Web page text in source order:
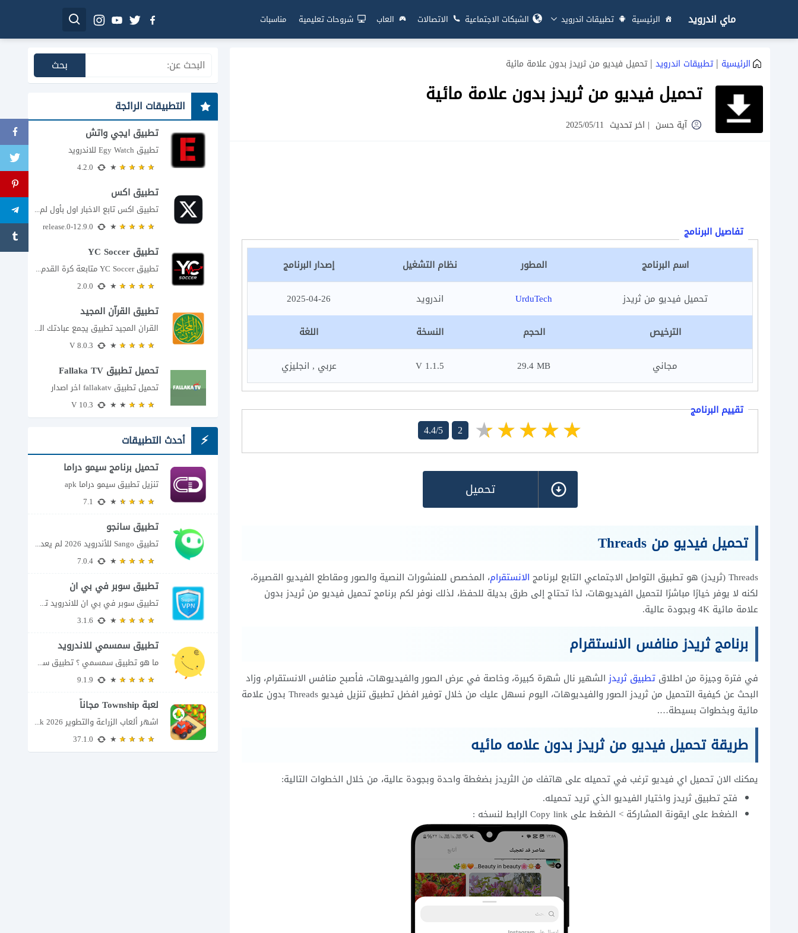
ماي اندرويد الرئيسية تطبيقات اندرويد الشبكات الاجتماعية الاتصالات العاب شروحات تعليمية مناسبات
الرئيسية | تطبيقات اندرويد | تحميل فيديو من ثريدز بدون علامة مائية
تحميل فيديو من ثريدز بدون علامة مائية
آية حسن | اخر تحديث 2025/05/11
تفاصيل البرنامج
اسم البرنامج
المطور نظام التشغيل إصدار البرنامج
تحميل فيديو من ثريدز UrduTech اندرويد
2025-04-26
الترخيص
الحجم النسخة اللغة
مجاني 29.4 MB
1.1.5 V عربي , انجليزي
تقييم البرنامج
4.4/5 2
تحميل
تحميل فيديو من Threads
Threads (ثريدز) هو تطبيق التواصل الاجتماعي التابع لبرنامج الانستقرام، المخصص للمنشورات النصية والصور ومقاطع الفيديو القصيرة،
لكنه لا يوفر خيارًا مباشرًا لتحميل الفيديوهات، لذا تحتاج إلى طرق بديلة للحفظ، لذلك نوفر لكم برنامج تحميل فيديو من ثريدز بدون
علامة مائية 4K وبجودة عالية.
برنامج ثريدز منافس الانستقرام
في فترة وجيزة من اطلاق تطبيق ثريدزالشهير نال شهرة كبيرة، وخاصة في عرض الصور والفيديوهات، فأصبح منافس الانستقرام، وزاد
البحث عن كيفية التحميل من ثريدز الصور والفيديوهات، اليوم نسهل عليك من خلال توفير افضل تطبيق تنزيل فيديو Threads بدون علامة
مائية وبخطوات بسيطة….
طريقة تحميل فيديو من ثريدز بدون علامه مائيه
يمكنك الان تحميل اي فيديو ترغب في تحميله على هاتفك من الثريدز بضغطة واحدة وبجودة عالية، من خلال الخطوات التالية:
فتح تطبيق ثريدز واختيار الفيديو الذي تريد تحميله.
الضغط على ايقونة المشاركة > الضغط على Copy link الرابط لنسخه :
التطبيقات الرائجة
تطبيق ايجي واتش
تطبيق Egy Watch للاندرويد
تطبيق اكس
تطبيق اكس تابع الاخبار اول بأول لم يعد تطبيق X، المعروف سابقا باسم تويتر،...
تطبيق YC Soccer
تطبيق YC Soccer متابعة كرة القدم لحظة بلحظة مع اقتراب مباراة مصر والأرجنتين في...
تطبيق القرآن المجيد
القران المجيد تطبيق يجمع عبادتك اليومية في مكان واحد إذا كنت تبحث عن تطبيق...
تحميل تطبيق Fallaka TV
تحميل تطبيق fallakatv اخر اصدار
أحدث التطبيقات
تحميل برنامج سيمو دراما
للاندرويد
تنزيل تطبيق سيمو دراما apk
تطبيق سانجو
تطبيق Sango للأندرويد 2026 لم يعد تطبيق سانجو Sango مجرد مساحة لإرسال الرسائل أو...
تطبيق سوبر في بي ان
تطبيق سوبر في بي ان للاندرويد تطبيق سوبر في بي ان من تطبيقات الشبكات...
تطبيق سمسمي للاندرويد
ما هو تطبيق سمسمي ؟ تطبيق سمسمي للاندرويد SimSimi هو برنامج دردشة افتراضية يسمح...
لعبة Township مجاناً
اشهر ألعاب الزراعة والتطوير Township apk 2026 إذا كنت تحب ألعاب الزراعة وبناء المدن،...